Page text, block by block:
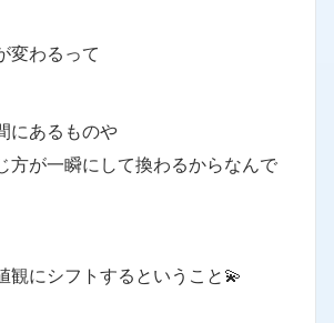
変わるって
にあるものや
方が一瞬にして換わるからなんで
観にシフトするということ💫